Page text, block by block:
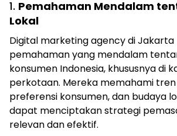
1. Pemahaman Mendalam
Lokal
Digital marketing agency di Jakarta
pemahaman yang mendalam
konsumen Indonesia, khususnya di
perkotaan. Mereka memahami
preferensi konsumen, dan budaya
dapat menciptakan strategi
relevan dan efektif.